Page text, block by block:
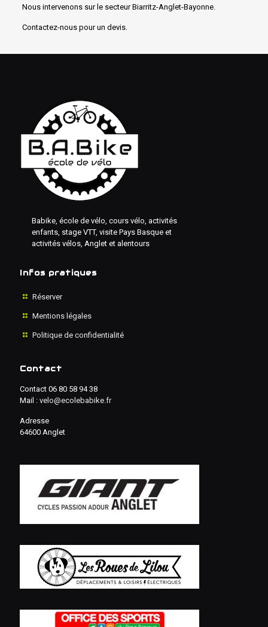
Nous intervenons sur le secteurBiarritz-Anglet-Bayonne.
Contactez-nous pour un devis.
Babike, école de vélo, cours vélo, activités
enfants, stage VTT, visite Pays Basque et
activités vélos, Anglet et alentours
Infos pratiques
Réserver
Mentions légales
Politique de confidentialité
Contact
Contact 06 80 58 94 38
Mail : velo@ecolebabike.fr
Adresse
64600 Anglet